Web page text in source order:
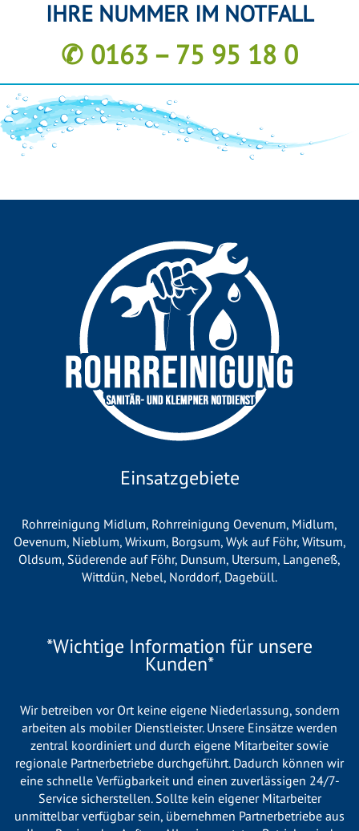
IHRE NUMMER IM NOTFALL
✆ 0163 – 75 95 18 0
Einsatzgebiete
Rohrreinigung Midlum, Rohrreinigung Oevenum, Midlum,
Oevenum, Nieblum, Wrixum, Borgsum, Wyk auf Föhr, Witsum,
Oldsum, Süderende auf Föhr, Dunsum, Utersum, Langeneß,
Wittdün, Nebel, Norddorf, Dagebüll.
*Wichtige Information für unsere
Kunden*
Wir betreiben vor Ort keine eigene Niederlassung, sondern
arbeiten als mobiler Dienstleister. Unsere Einsätze werden
zentral koordiniert und durch eigene Mitarbeiter sowie
regionale Partnerbetriebe durchgeführt. Dadurch können wir
eine schnelle Verfügbarkeit und einen zuverlässigen 24/7-
Service sicherstellen. Sollte kein eigener Mitarbeiter
unmittelbar verfügbar sein, übernehmen Partnerbetriebe aus